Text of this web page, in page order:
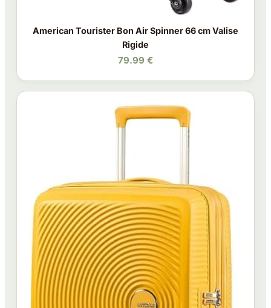
American Tourister Bon Air Spinner 66 cm Valise
Rigide
79.99 €